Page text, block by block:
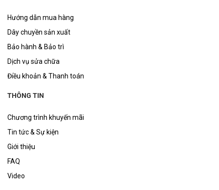
Hướng dẫn mua hàng
Dây chuyền sản xuất
Bảo hành & Bảo trì
Dịch vụ sửa chữa
Điều khoản & Thanh toán
THÔNG TIN
Chương trình khuyến mãi
Tin tức & Sự kiện
Giới thiệu
FAQ
Video